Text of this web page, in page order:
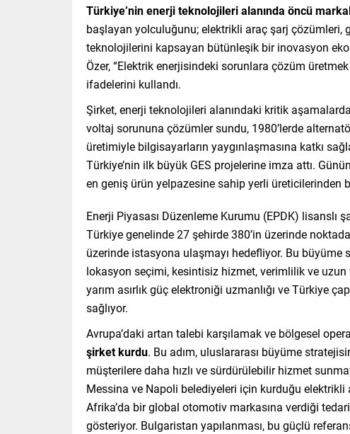
Türkiye’nin enerji teknolojileri alanında öncü
başlayan yolculuğunu; elektrikli araç şarj çözümleri,
teknolojilerini kapsayan bütünleşik bir inovasyon
Özer, “Elektrik enerjisindeki sorunlara çözüm
ifadelerini kullandı.
Şirket, enerji teknolojileri alanındaki kritik
voltaj sorununa çözümler sundu, 1980’lerde
üretimiyle bilgisayarların yaygınlaşmasına katkı
Türkiye’nin ilk büyük GES projelerine imza attı.
en geniş ürün yelpazesine sahip yerli üreticilerinden
Enerji Piyasası Düzenleme Kurumu (EPDK) lisanslı
Türkiye genelinde 27 şehirde 380’in üzerinde
üzerinde istasyona ulaşmayı hedefliyor. Bu büyüme
lokasyon seçimi, kesintisiz hizmet, verimlilik ve
yarım asırlık güç elektroniği uzmanlığı ve Türkiye
sağlıyor.
Avrupa’daki artan talebi karşılamak ve bölgesel
şirket kurdu. Bu adım, uluslararası büyüme
müşterilere daha hızlı ve sürdürülebilir hizmet
Messina ve Napoli belediyeleri için kurduğu elektrikli
Afrika’da bir global otomotiv markasına verdiği
gösteriyor. Bulgaristan yapılanması, bu güçlü